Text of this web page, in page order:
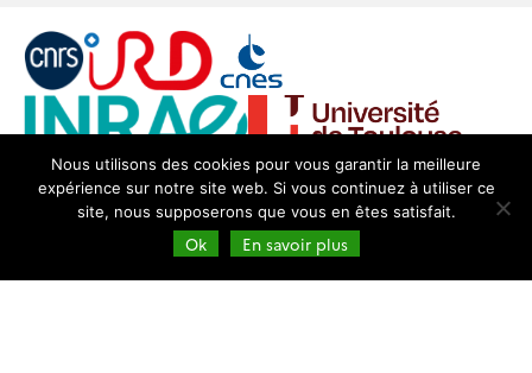
Login Mentions légales
Nous utilisons des cookies pour vous garantir la meilleure
expérience sur notre site web. Si vous continuez à utiliser ce
site, nous supposerons que vous en êtes satisfait.
Ok En savoir plus